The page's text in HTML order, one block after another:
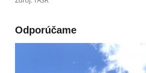
Odporúčame